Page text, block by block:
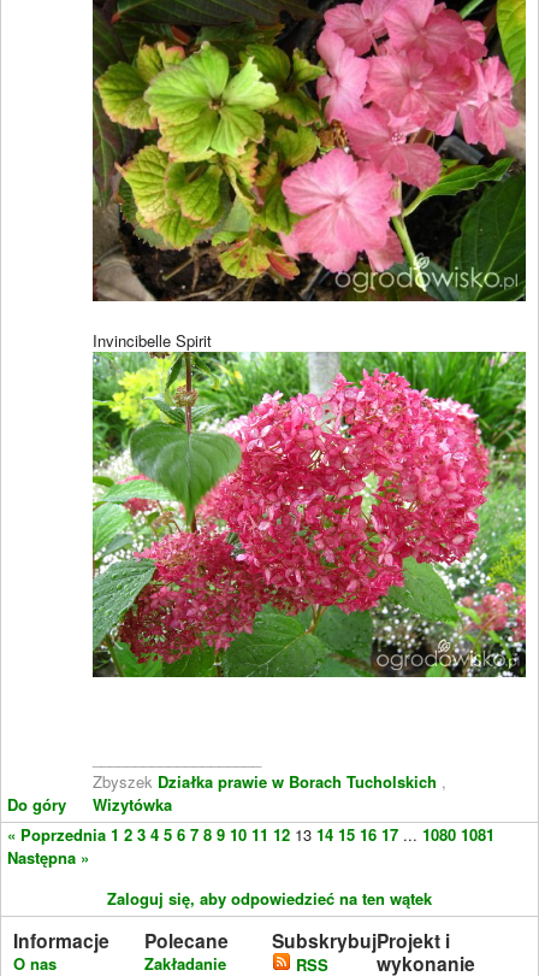
Do góry
Invincibelle Spirit
Zbyszek Działka prawie w Borach Tucholskich ,
Wizytówka
« Poprzednia 1 2 3 4 5 6 7 8 9 10 11 12 13 14 15 16 17 ... 1080 1081
Następna »
Zaloguj się, aby odpowiedzieć na ten wątek
Informacje
O nas
Polecane
Zakładanie
Subskrybuj
RSS
Projekt i
wykonanie